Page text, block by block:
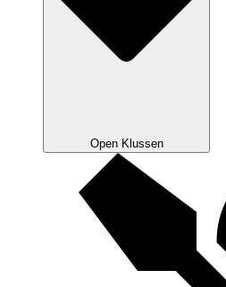
Open Klussen